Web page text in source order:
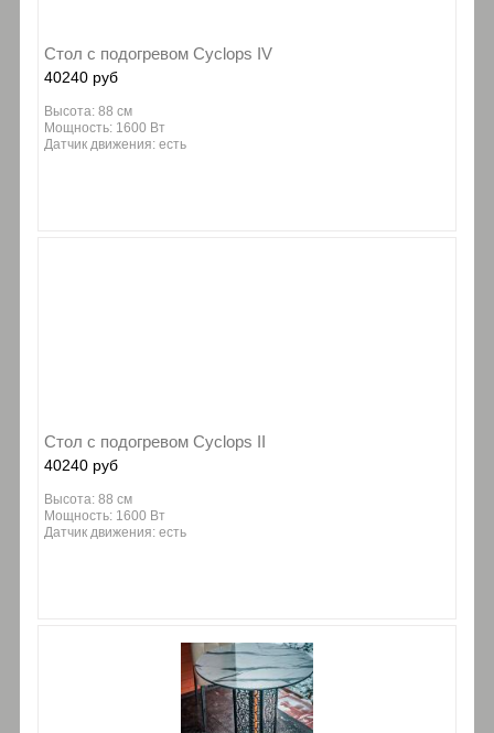
Стол с подогревом Cyclops IV
40240 руб
Высота: 88 см
Мощность: 1600 Вт
Датчик движения: есть
Стол с подогревом Cyclops II
40240 руб
Высота: 88 см
Мощность: 1600 Вт
Датчик движения: есть